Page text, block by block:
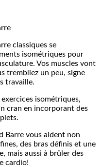
classiques se
isométriques pour
Vos muscles vont
trembliez un peu, signe
travaille.
isométriques,
cran en incorporant des
Barre vous aident non
des bras définis et une
mais aussi à brûler des
cardio!